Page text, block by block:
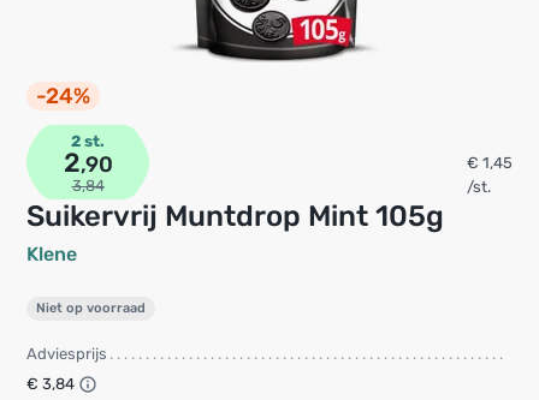
-24%
Suikervrij Muntdrop Mint 105g
Klene
2 st.
2,90
3,84
€ 1,45
/st.
Niet op voorraad
Adviesprijs
€ 3,84